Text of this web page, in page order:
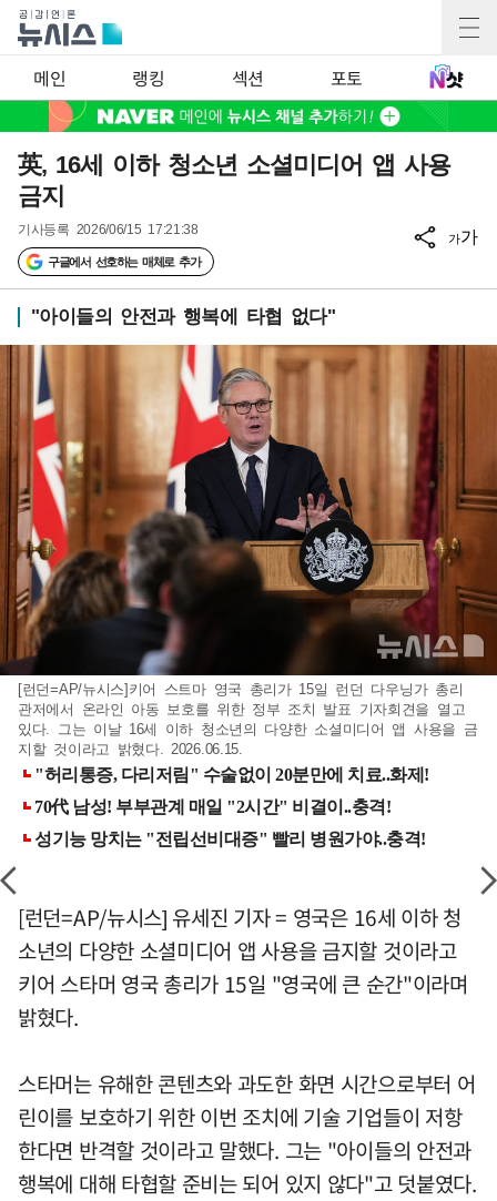
메인 랭킹 섹션 포토
英, 16세 이하 청소년 소셜미디어 앱 사용
금지
기사등록 2026/06/15 17:21:38
구글에서 선호하는 매체로 추가
가가
"아이들의 안전과 행복에 타협 없다"
[런던=AP/뉴시스]키어 스트마 영국 총리가 15일 런던 다우닝가 총리
관저에서 온라인 아동 보호를 위한 정부 조치 발표 기자회견을 열고
있다. 그는 이날 16세 이하 청소년의 다양한 소셜미디어 앱 사용을 금
지할 것이라고 밝혔다. 2026.06.15.
[런던=AP/뉴시스] 유세진 기자 = 영국은 16세 이하 청
소년의 다양한 소셜미디어 앱 사용을 금지할 것이라고
키어 스타머 영국 총리가 15일 "영국에 큰 순간"이라며
밝혔다.
스타머는 유해한 콘텐츠와 과도한 화면 시간으로부터 어
린이를 보호하기 위한 이번 조치에 기술 기업들이 저항
한다면 반격할 것이라고 말했다. 그는 "아이들의 안전과
행복에 대해 타협할 준비는 되어 있지 않다"고 덧붙였다.